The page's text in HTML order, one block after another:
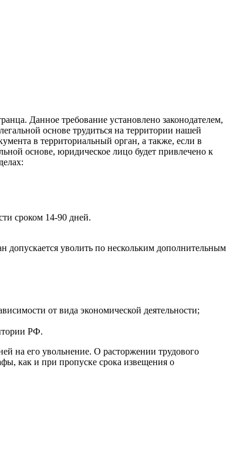
Данное требование установлено законодателем,
основе трудиться на территории нашей
в территориальный орган, а также, если в
основе, юридическое лицо будет привлечено к
сроком 14-90 дней.
допускается уволить по нескольким дополнительным
от вида экономической деятельности;
РФ.
на его увольнение. О расторжении трудового
как и при пропуске срока извещения о